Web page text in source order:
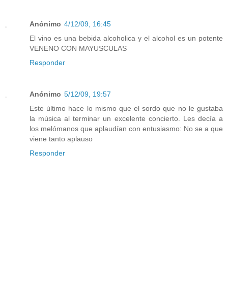
Anónimo 4/12/09, 16:45
El vino es una bebida alcoholica y el alcohol es un potente
VENENO CON MAYUSCULAS
Responder
Anónimo 5/12/09, 19:57
Este último hace lo mismo que el sordo que no le gustaba
la música al terminar un excelente concierto. Les decía a
los melómanos que aplaudían con entusiasmo: No se a que
viene tanto aplauso
Responder